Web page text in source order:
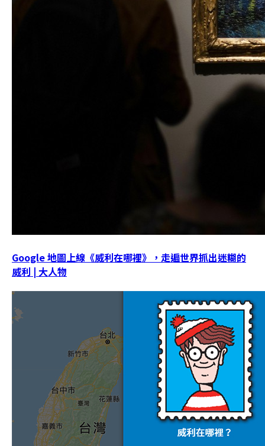
Google 地圖上線《威利在哪裡》，走遍世界抓出迷糊的
威利 | 大人物